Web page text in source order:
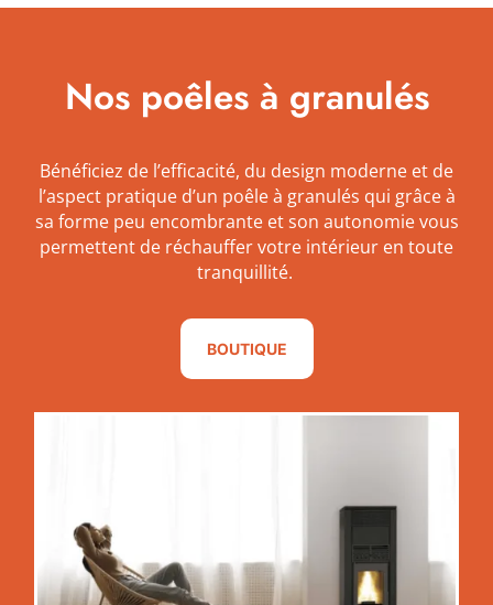
Nos poêles à granulés
Bénéficiez de l’efficacité, du design moderne et de
l’aspect pratique d’un poêle à granulés qui grâce à
sa forme peu encombrante et son autonomie vous
permettent de réchauffer votre intérieur en toute
tranquillité.
BOUTIQUE